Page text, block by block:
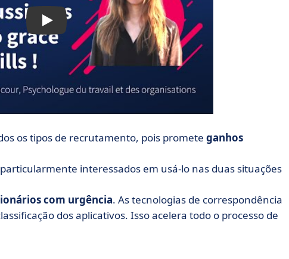
os tipos de recrutamento, pois promete ganhos
interessados em usá-lo nas duas situações
com urgência. As tecnologias de correspondência
dos aplicativos. Isso acelera todo o processo de